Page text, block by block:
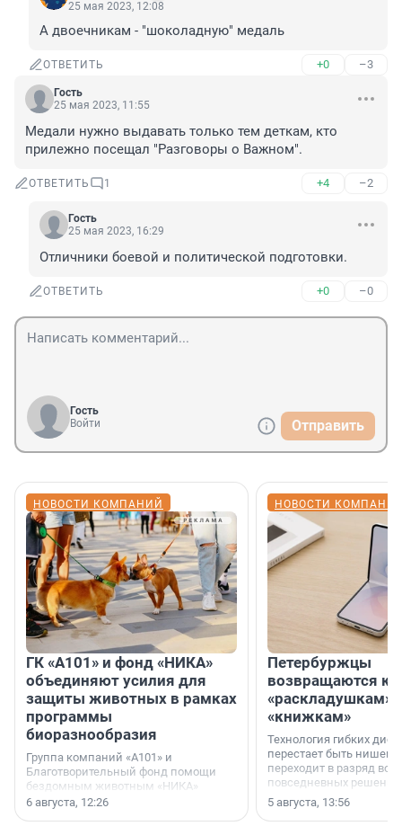
25 мая 2023, 12:08
А двоечникам - "шоколадную" медаль
ОТВЕТИТЬ +0 –3
Гость
25 мая 2023, 11:55
Медали нужно выдавать только тем деткам, кто
прилежно посещал "Разговоры о Важном".
ОТВЕТИТЬ 1 +4 –2
Гость
25 мая 2023, 16:29
Отличники боевой и политической подготовки.
ОТВЕТИТЬ +0 –0
Гость
Войти
Отправить
НОВОСТИ КОМПАНИЙ
ГК «А101» и фонд «НИКА»
объединяют усилия для
защиты животных в рамках
программы
биоразнообразия
Группа компаний «А101» и
Благотворительный фонд помощи
бездомным животным «НИКА»
заключили соглашение о
6 августа, 12:26
НОВОСТИ
Петербуржцы
возвращаются к
«раскладушкам»
«книжкам»
Технология гибких
перестает быть
переходит в разряд
повседневных
5 августа, 13:56